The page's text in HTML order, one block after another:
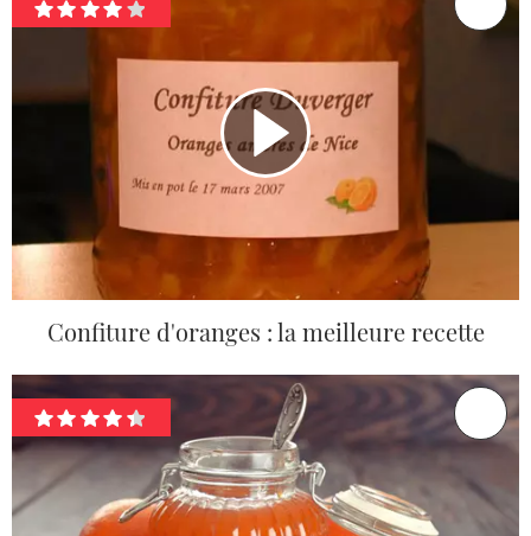
Confiture d'oranges : la meilleure recette